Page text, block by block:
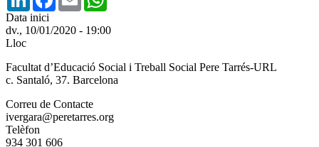
Data inici
dv., 10/01/2020 - 19:00
Lloc
Facultat d’Educació Social i Treball Social Pere Tarrés-URL
c. Santaló, 37. Barcelona
Correu de Contacte
ivergara@peretarres.org
Telèfon
934 301 606